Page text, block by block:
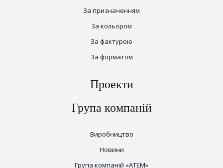
За призначенням
За кольором
За фактурою
За форматом
Проекти
Група компаній
Виробництво
Новини
Група компаній «ATEM»